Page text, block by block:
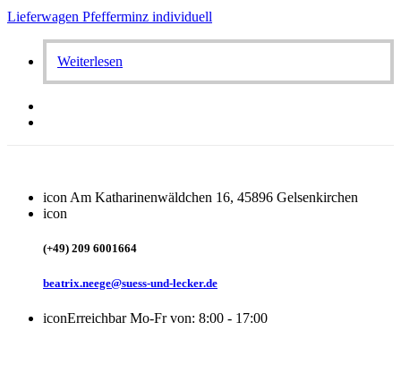
Lieferwagen Pfefferminz individuell
Weiterlesen
icon Am Katharinenwäldchen 16, 45896 Gelsenkirchen
icon
(+49) 209 6001664
beatrix.neege@suess-und-lecker.de
iconErreichbar Mo-Fr von: 8:00 - 17:00